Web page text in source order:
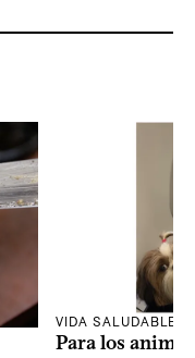
VIDA SALUDABLE
Para los